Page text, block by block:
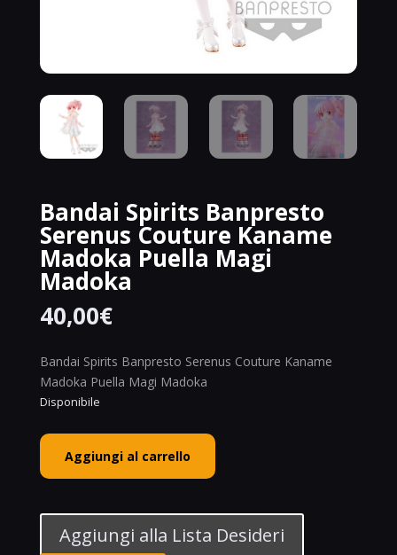
Bandai Spirits Banpresto
Serenus Couture Kaname
Madoka Puella Magi
Madoka
40,00€
Bandai Spirits Banpresto Serenus Couture Kaname
Madoka Puella Magi Madoka
Disponibile
Bandai
Spirits
Banpresto
Kaname
Aggiungi al carrello
Aggiungi alla Lista Desideri